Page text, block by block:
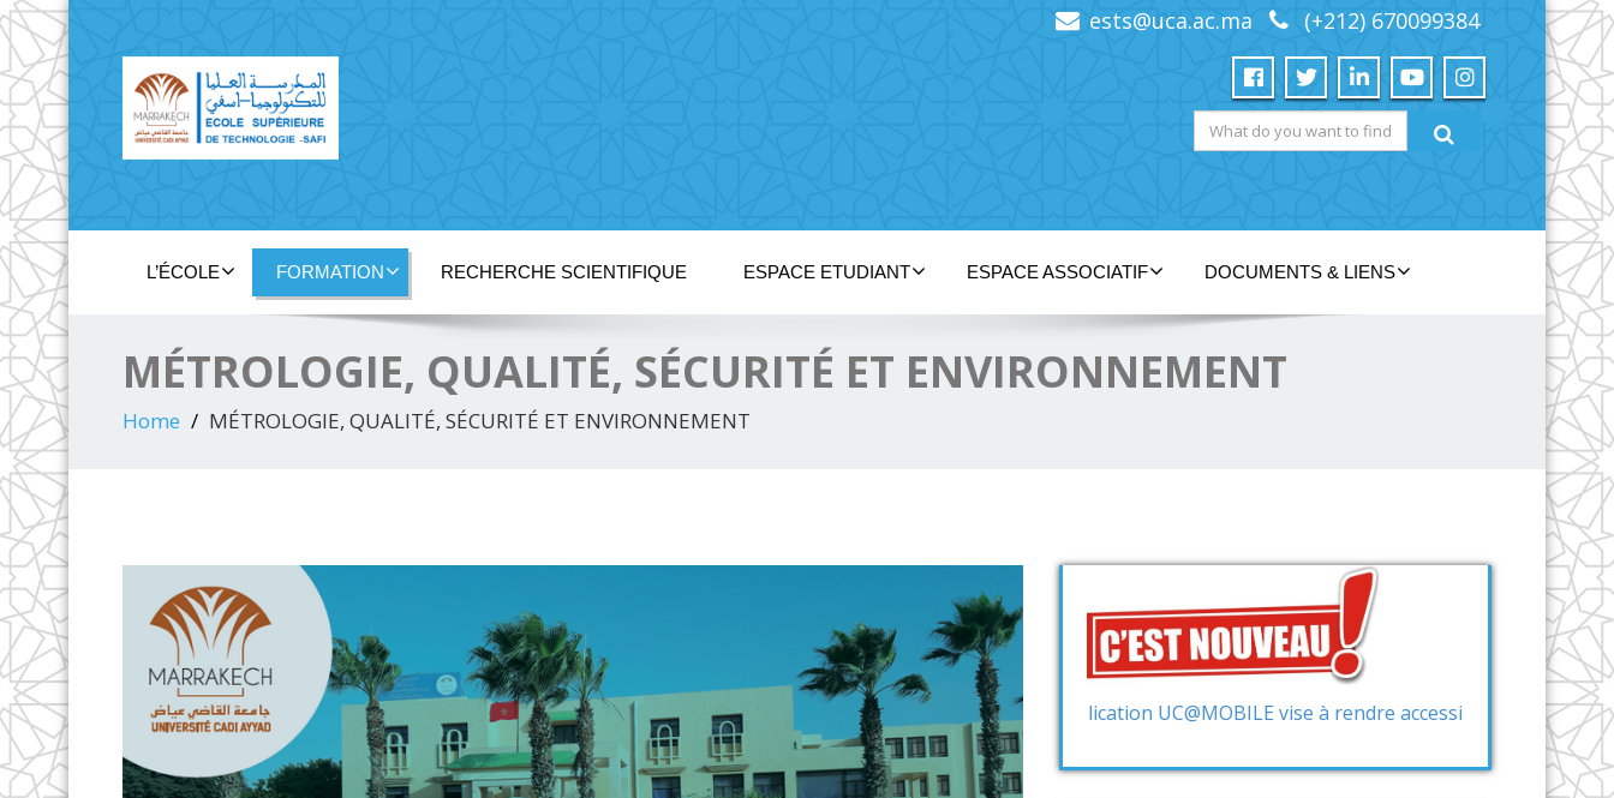
ests@uca.ac.ma (+212) 670099384
L’ÉCOLE FORMATION RECHERCHE SCIENTIFIQUE ESPACE ETUDIANT ESPACE ASSOCIATIF DOCUMENTS & LIENS
MÉTROLOGIE, QUALITÉ, SÉCURITÉ ET ENVIRONNEMENT
Home MÉTROLOGIE, QUALITÉ, SÉCURITÉ ET ENVIRONNEMENT
L’application UC@MOBILE vise à rendre accessibles les services et les